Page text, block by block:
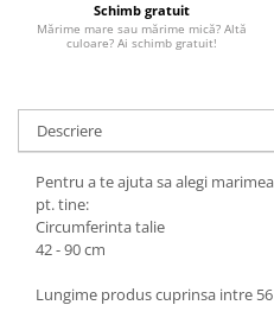
Schimb gratuit
Mărime mare sau mărime mică? Altă
culoare? Ai schimb gratuit!
Descriere
Pentru a te ajuta sa alegi
pt. tine:
Circumferinta talie
42 - 90 cm
Lungime produs cuprinsa intre